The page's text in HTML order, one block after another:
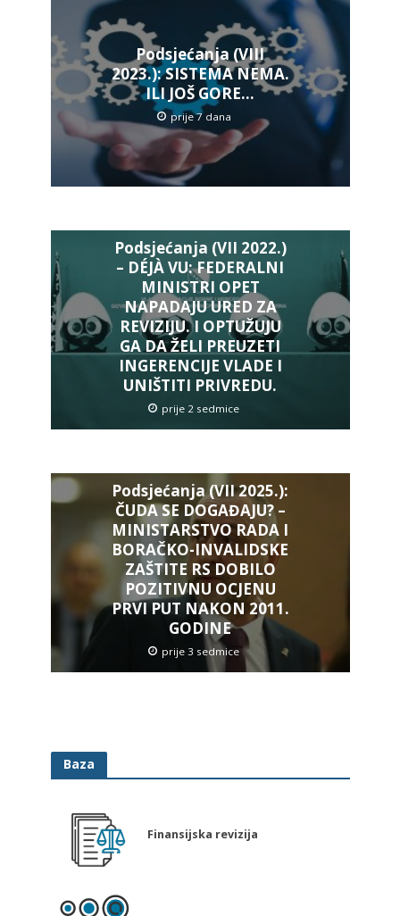
Podsjećanja (VIII
2023.): SISTEMA NEMA.
ILI JOŠ GORE…
prije 7 dana
Podsjećanja (VII 2022.)
– DÉJÀ VU: FEDERALNI
MINISTRI OPET
NAPADAJU URED ZA
REVIZIJU. I OPTUŽUJU
GA DA ŽELI PREUZETI
INGERENCIJE VLADE I
UNIŠTITI PRIVREDU.
prije 2 sedmice
Podsjećanja (VII 2025.):
ČUDA SE DOGAĐAJU? –
MINISTARSTVO RADA I
BORAČKO-INVALIDSKE
ZAŠTITE RS DOBILO
POZITIVNU OCJENU
PRVI PUT NAKON 2011.
GODINE
prije 3 sedmice
Baza
Finansijska revizija